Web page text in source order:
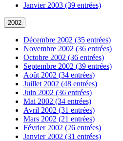
Janvier 2003 (39 entrées)
2002
Décembre 2002 (35 entrées)
Novembre 2002 (36 entrées)
Octobre 2002 (36 entrées)
Septembre 2002 (39 entrées)
Août 2002 (34 entrées)
Juillet 2002 (48 entrées)
Juin 2002 (36 entrées)
Mai 2002 (34 entrées)
Avril 2002 (31 entrées)
Mars 2002 (21 entrées)
Février 2002 (26 entrées)
Janvier 2002 (31 entrées)